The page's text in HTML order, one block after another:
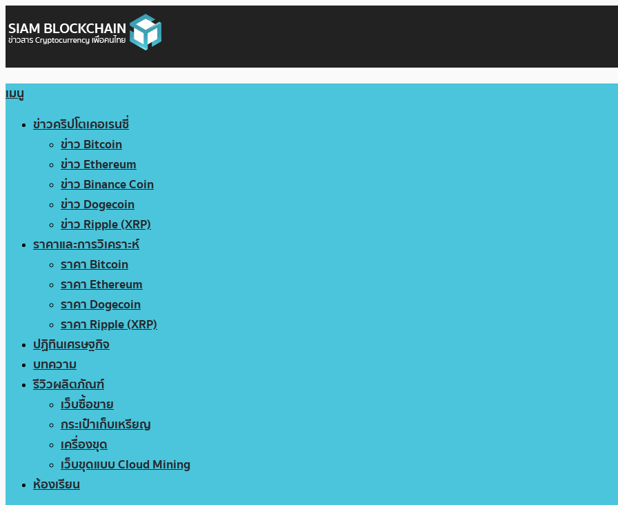
เมนู
ข่าวคริปโตเคอเรนซี่
ข่าว Bitcoin
ข่าว Ethereum
ข่าว Binance Coin
ข่าว Dogecoin
ข่าว Ripple (XRP)
ราคาและการวิเคราะห์
ราคา Bitcoin
ราคา Ethereum
ราคา Dogecoin
ราคา Ripple (XRP)
ปฏิทินเศรษฐกิจ
บทความ
รีวิวผลิตภัณฑ์
เว็บซื้อขาย
กระเป๋าเก็บเหรียญ
เครื่องขุด
เว็บขุดแบบ Cloud Mining
ห้องเรียน